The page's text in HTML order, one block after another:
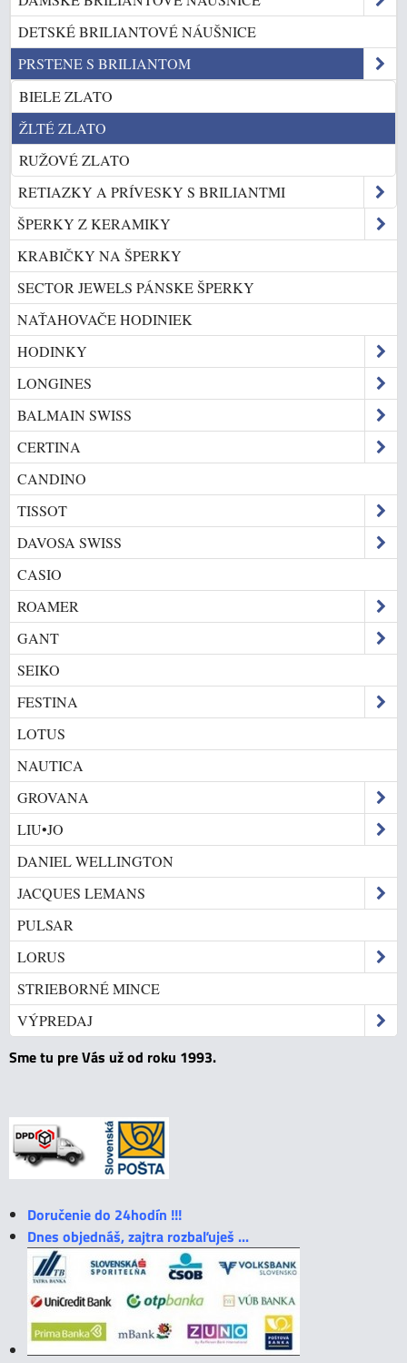
DETSKÉ BRILIANTOVÉ NÁUŠNICE
PRSTENE S BRILIANTOM
BIELE ZLATO
ŽLTÉ ZLATO
RUŽOVÉ ZLATO
RETIAZKY A PRÍVESKY S BRILIANTMI
ŠPERKY Z KERAMIKY
KRABIČKY NA ŠPERKY
SECTOR JEWELS PÁNSKE ŠPERKY
NAŤAHOVAČE HODINIEK
HODINKY
LONGINES
BALMAIN SWISS
CERTINA
CANDINO
TISSOT
DAVOSA SWISS
CASIO
ROAMER
GANT
SEIKO
FESTINA
LOTUS
NAUTICA
GROVANA
LIU•JO
DANIEL WELLINGTON
JACQUES LEMANS
PULSAR
LORUS
STRIEBORNÉ MINCE
VÝPREDAJ
Sme tu pre Vás už od roku 1993.
Doručenie do 24hodín !!!
Dnes objednáš, zajtra rozbaľuješ ...